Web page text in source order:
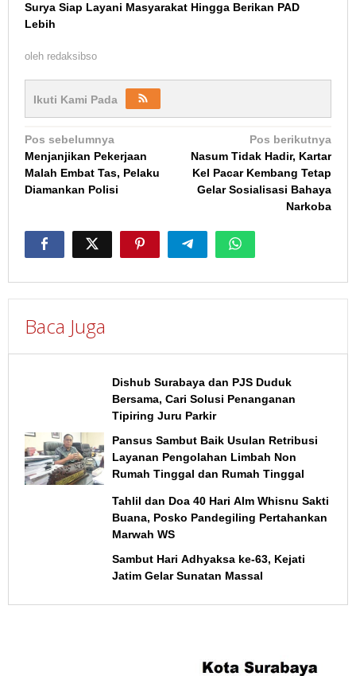
Surya Siap Layani Masyarakat Hingga Berikan PAD
Lebih
oleh redaksibso
Ikuti Kami Pada
Navigasi
pos
Pos sebelumnya
Menjanjikan Pekerjaan
Malah Embat Tas, Pelaku
Diamankan Polisi
Pos berikutnya
Nasum Tidak Hadir, Kartar
Kel Pacar Kembang Tetap
Gelar Sosialisasi Bahaya
Narkoba
Baca Juga
Dishub Surabaya dan PJS Duduk
Bersama, Cari Solusi Penanganan
Tipiring Juru Parkir
Pansus Sambut Baik Usulan Retribusi
Layanan Pengolahan Limbah Non
Rumah Tinggal dan Rumah Tinggal
Tahlil dan Doa 40 Hari Alm Whisnu Sakti
Buana, Posko Pandegiling Pertahankan
Marwah WS
Sambut Hari Adhyaksa ke-63, Kejati
Jatim Gelar Sunatan Massal